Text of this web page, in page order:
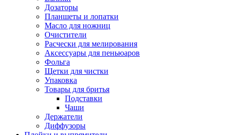
Дозаторы
Планшеты и лопатки
Масло для ножниц
Очистители
Расчески для мелирования
Аксессуары для пеньюаров
Фольга
Щетки для чистки
Упаковка
Товары для бритья
Подставки
Чаши
Держатели
Диффузоры